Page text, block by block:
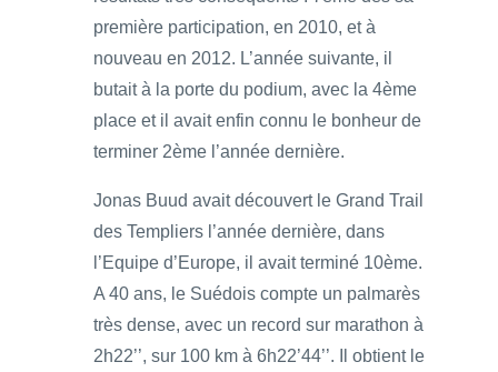
première participation, en 2010, et à
nouveau en 2012. L’année suivante, il
butait à la porte du podium, avec la 4ème
place et il avait enfin connu le bonheur de
terminer 2ème l’année dernière.
Jonas Buud avait découvert le Grand Trail
des Templiers l’année dernière, dans
l’Equipe d’Europe, il avait terminé 10ème.
A 40 ans, le Suédois compte un palmarès
très dense, avec un record sur marathon à
2h22’’, sur 100 km à 6h22’44’’. Il obtient le